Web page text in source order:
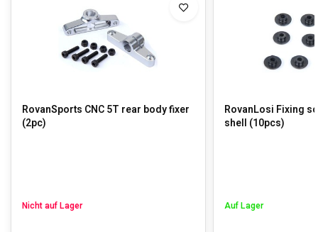
RovanSports CNC 5T rear body fixer
(2pc)
Nicht auf Lager
RovanLosi Fixing
shell (10pcs)
Auf Lager